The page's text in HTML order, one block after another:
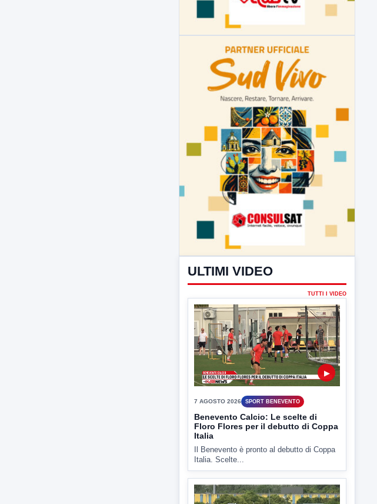
ULTIMI VIDEO
▶
7 AGOSTO 2026 SPORT BENEVENTO
Benevento Calcio: Le scelte di
Floro Flores per il debutto di Coppa
Italia
Il Benevento è pronto al debutto di Coppa
Italia. Scelte...
7 AGOSTO 2026 ATTUALITÀ